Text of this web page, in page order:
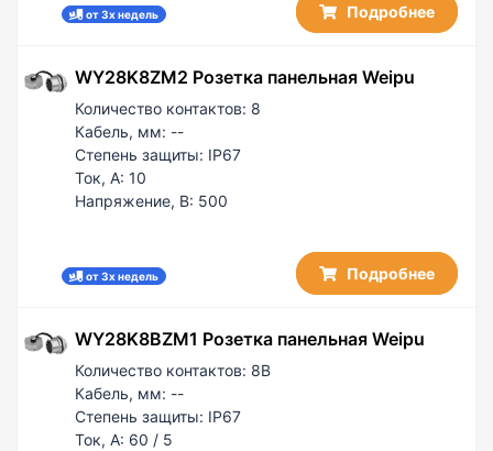
от 3х недель Подробнее
WY28K8ZM2 Розетка панельная Weipu
Количество контактов: 8
Кабель, мм: --
Степень защиты: IP67
Ток, А: 10
Напряжение, В: 500
от 3х недель Подробнее
WY28K8BZM1 Розетка панельная Weipu
Количество контактов: 8B
Кабель, мм: --
Степень защиты: IP67
Ток, А: 60 / 5